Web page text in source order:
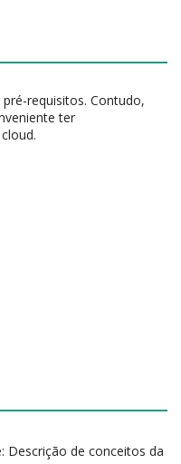
requisitos. Contudo,
ter
Descrição de conceitos da